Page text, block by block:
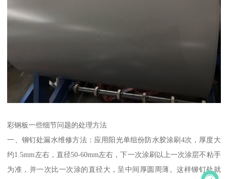
彩钢板一些细节问题的处理方法
一、铆钉处漏水维修方法：应用阳光单组份防水胶涂刷4次，厚度大
约1.5mm左右，直径50-60mm左右，下一次涂刷以上一次涂层不粘手
为准，并一次比一次涂的直径大，呈中间厚圆周薄。这样铆钉处就